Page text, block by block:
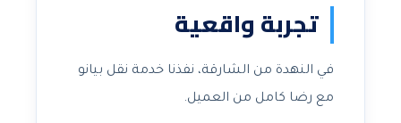
تجربة واقعية
في النهدة من الشارقة، نفذنا خدمة نقل بيانو
مع رضا كامل من العميل.